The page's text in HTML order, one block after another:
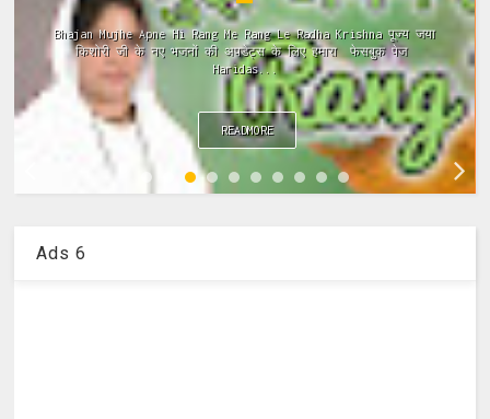
Meri Vinti Yahi Hai Radha Rani Dj (Remix) MIx Download:
Click This Link ~Meri Vinti Yahi Hai Radha Rani Dj (Remix)
MIx Full ...
READMORE
Ads 6